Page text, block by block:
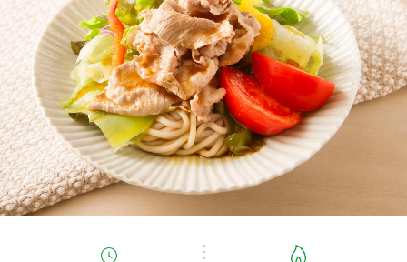
お酢ドリンク ぽん酢
みりん風・料理酒 鍋用調味料
つゆ たれ
スープ
ブランド・スペシャルサイト
ブランド・スペシャルサイト トップ
商品ブランドサイト
Fibee（ファイビー）
くらしプラ酢
カンタン酢
企業情報
国内事業概要
ミツカングループについて
企業理念
ミツカンを知る